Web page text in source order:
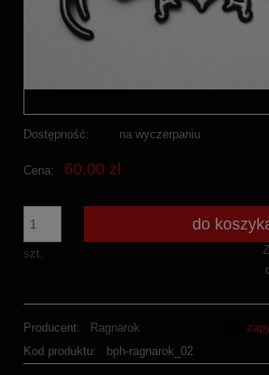
Dostępność: na wyczerpaniu
Cena: 60,00 zł
szt.
do
Producent:
Ragnarok
Kod produktu:
bph-ragnarok_02